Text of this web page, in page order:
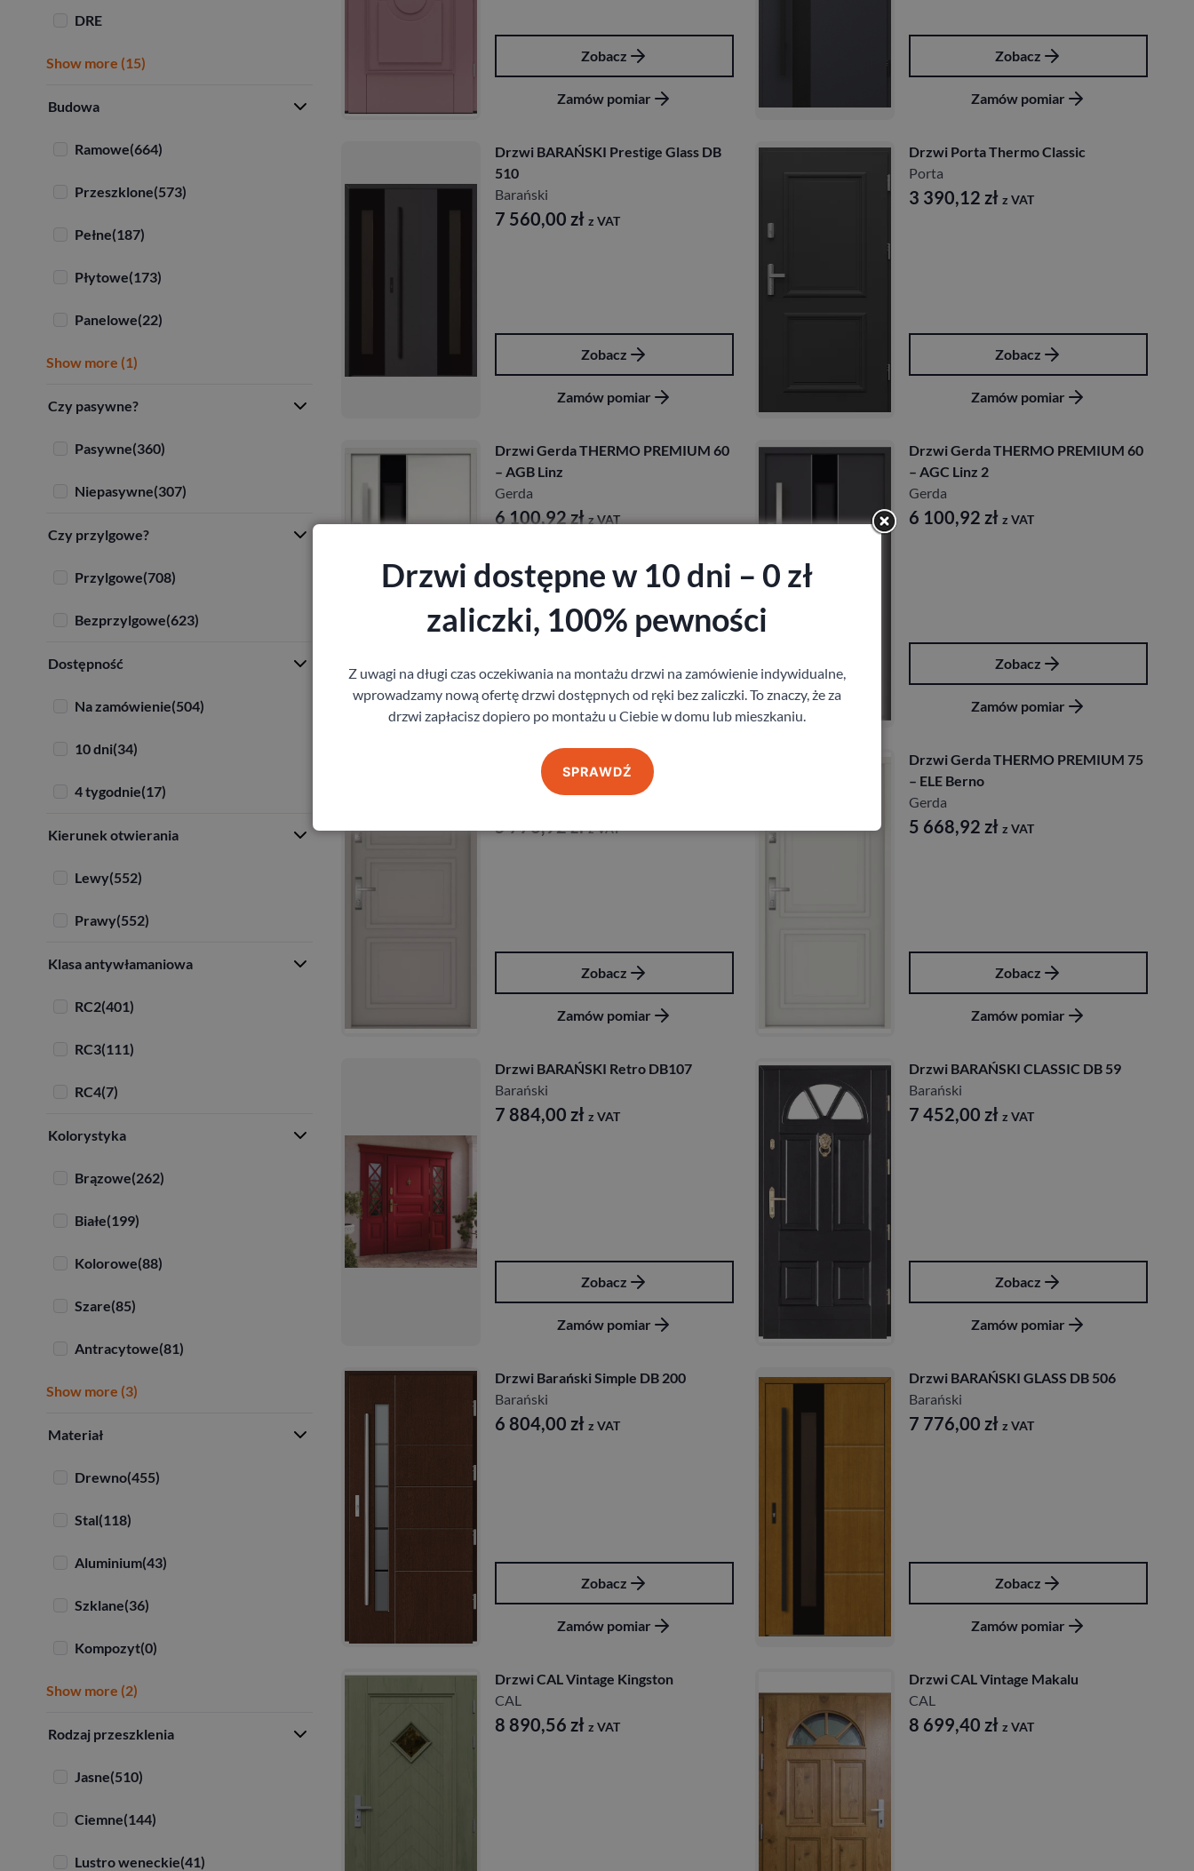
DRE
Show more (15)
Budowa
Ramowe(664)
Przeszklone(573)
Pełne(187)
Płytowe(173)
Panelowe(22)
Show more (1)
Czy pasywne?
Pasywne(360)
Niepasywne(307)
Czy przylgowe?
Przylgowe(708)
Bezprzylgowe(623)
Dostępność
Na zamówienie(504)
10 dni(34)
4 tygodnie(17)
Kierunek otwierania
Lewy(552)
Prawy(552)
Klasa antywłamaniowa
RC2(401)
RC3(111)
RC4(7)
Kolorystyka
Brązowe(262)
Białe(199)
Kolorowe(88)
Szare(85)
Antracytowe(81)
Show more (3)
Materiał
Drewno(455)
Stal(118)
Aluminium(43)
Szklane(36)
Kompozyt(0)
Show more (2)
Rodzaj przeszklenia
Jasne(510)
Ciemne(144)
Lustro weneckie(41)
Zobacz
Zamów pomiar
Zobacz
Zamów pomiar
Drzwi BARAŃSKI Prestige Glass DB
510
Barański
7 560,00 zł z VAT
Zobacz
Zamów pomiar
Drzwi Porta Thermo Classic
Porta
3 390,12 zł z VAT
Zobacz
Zamów pomiar
Drzwi Gerda THERMO PREMIUM 60
– AGB Linz
Gerda
6 100,92 zł z VAT
Zamów pomiar
Drzwi Gerda THERMO PREMIUM 60
– AGC Linz 2
Gerda
6 100,92 zł z VAT
Zobacz
Zamów pomiar
Drzwi Gerda THERMO PREMIUM 60
– ELD Trin
5 776,92zł z VAT
Zobacz
Zamów pomiar
Drzwi Gerda THERMO PREMIUM 75
– ELE Berno
Gerda
5 668,92 zł z VAT
Zobacz
Zamów pomiar
Drzwi BARAŃSKI Retro DB107
Barański
7 884,00 zł z VAT
Zobacz
Zamów pomiar
Drzwi BARAŃSKI CLASSIC DB 59
Barański
7 452,00 zł z VAT
Zobacz
Zamów pomiar
Drzwi Barański Simple DB 200
Barański
6 804,00 zł z VAT
Zobacz
Zamów pomiar
Drzwi BARAŃSKI GLASS DB 506
Barański
7 776,00 zł z VAT
Zobacz
Zamów pomiar
Drzwi CAL Vintage Kingston
CAL
8 890,56 zł z VAT
Drzwi CAL Vintage Makalu
CAL
8 699,40 zł z VAT
Drzwi dostępne w 10 dni – 0 zł
zaliczki, 100% pewności
Z uwagi na długi czas oczekiwania na montażu drzwi na zamówienie indywidualne,
wprowadzamy nową ofertę drzwi dostępnych od ręki bez zaliczki. To znaczy, że za
drzwi zapłacisz dopiero po montażu u Ciebie w domu lub mieszkaniu.
SPRAWDŹ